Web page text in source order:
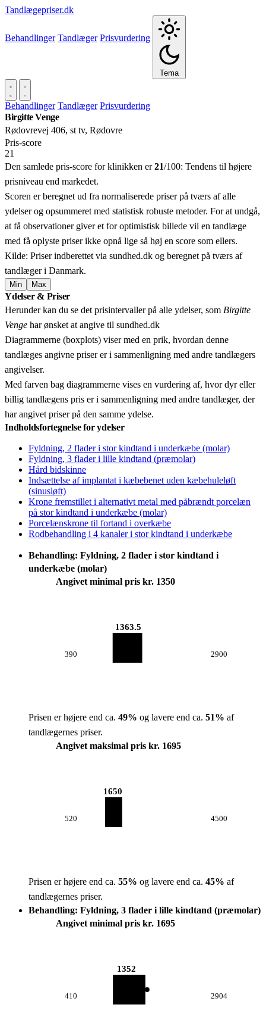
Tandlægepriser.dk
Behandlinger Tandlæger Prisvurdering
Tema
Behandlinger Tandlæger Prisvurdering
Birgitte Venge
Rødovrevej 406, st tv, Rødovre
Pris‑score
21
Den samlede pris-score for klinikken er21/100: Tendens til højere
prisniveau end markedet.
Scoren er beregnet ud fra normaliserede priser på tværs af alle
ydelser og opsummeret med statistisk robuste metoder. For at undgå,
at få observationer giver et for optimistisk billede vil en tandlæge
med få oplyste priser ikke opnå lige så høj en score som ellers.
Kilde: Priser indberettet via sundhed.dk og beregnet på tværs af
tandlæger i Danmark.
Min Max
+
−
Ydelser & Priser
Herunder kan du se det prisintervaller på alle ydelser, som Birgitte
Venge har ønsket at angive til sundhed.dk
Diagrammerne (boxplots) viser med en prik, hvordan denne
tandlæges angivne priser er i sammenligning med andre tandlægers
angivelser.
Med farven bag diagrammerne vises en vurdering af, hvor dyr eller
billig tandlægens pris er i sammenligning med andre tandlæger, der
har angivet priser på den samme ydelse.
Indholdsfortegnelse for ydelser
Fyldning, 2 flader i stor kindtand i underkæbe (molar)
Fyldning, 3 flader i lille kindtand (præmolar)
Hård bidskinne
Indsættelse af implantat i kæbebenet uden kæbehuleløft
(sinusløft)
Krone fremstillet i alternativt metal med påbrændt porcelæn
på stor kindtand i underkæbe (molar)
Porcelænskrone til fortand i overkæbe
Rodbehandling i 4 kanaler i stor kindtand i underkæbe
Behandling: Fyldning, 2 flader i stor kindtand i
underkæbe (molar)
Angivet minimal pris kr. 1350
390
1363.5
2900
Prisen er højere end ca. 49% og lavere end ca. 51% af
tandlægernes priser.
Angivet maksimal pris kr. 1695
520
1650
4500
Prisen er højere end ca. 55% og lavere end ca. 45% af
tandlægernes priser.
Behandling: Fyldning, 3 flader i lille kindtand (præmolar)
Angivet minimal pris kr. 1695
410
1352
2904